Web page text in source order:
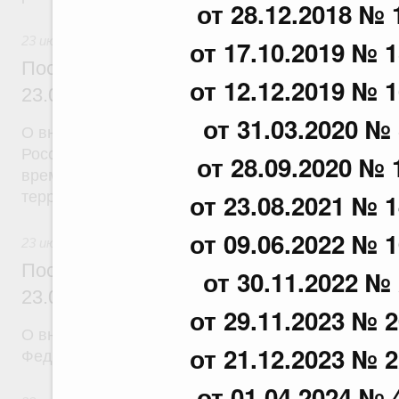
от 28.12.2018 №
от 17.10.2019 №
от 12.12.2019 №
от 31.03.2020
от 28.09.2020 №
от 23.08.2021 №
от 09.06.2022 №
от 30.11.2022
от 29.11.2023 №
от 21.12.2023 №
Постановление Правительства
23.07.2026 г. № 926
О внесении на ратификацию Соглашения между
временной трудовой деятельности граждан
территории другого государства
Постановление Правительства
23.07.2026 г. № 928
О внесении изменений в постановление
Федерации от 20 июля 2011 г. № 590